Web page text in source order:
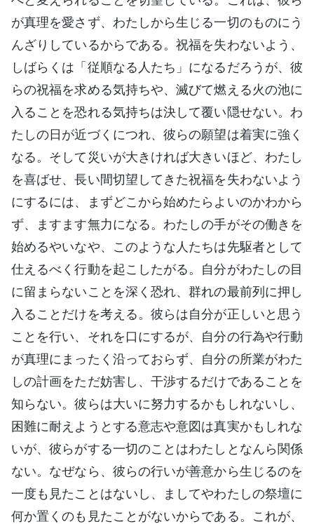
が真理を愛さず、わたしから生じる一切のものにう
んざりしているからである。祝福を失わないよう、
しばらくは「従順なる人たち」になるだろうが、彼
らの祝福を求める気持ちや、滅びて燃える火の池に
入ることを恐れる気持ちは決して覆い隠せない。わ
たしの日が近づくにつれ、彼らの願望は着実に強く
なる。そして災いが大きければ大きいほど、わたし
を喜ばせ、長い間切望してきた祝福を失わないよう
にするには、まずどこから始めたらよいのかわから
ず、ますます無力になる。わたしの手がその働きを
始めるやいなや、このような人たちは先駆者として
仕えるべく行動を起こしたがる。自分がわたしの目
に留まらないことを深く恐れ、群れの最前列に押し
入ることだけを考える。彼らは自分が正しいと思う
ことを行い、それを口にするが、自分の行為や行動
が真理にまったく沿っておらず、自分の所業がわた
しの計画をただ妨害し、干渉するだけであることを
知らない。彼らは大いに努力するかもしれないし、
困難に耐えようとする意志や意図は真実かもしれな
いが、彼らがする一切のことはわたしとなんら関係
ない。なぜなら、彼らの行いが善意から生じるのを
一度も見たことはないし、ましてやわたしの祭壇に
何か置くのも見たことがないからである。これが、